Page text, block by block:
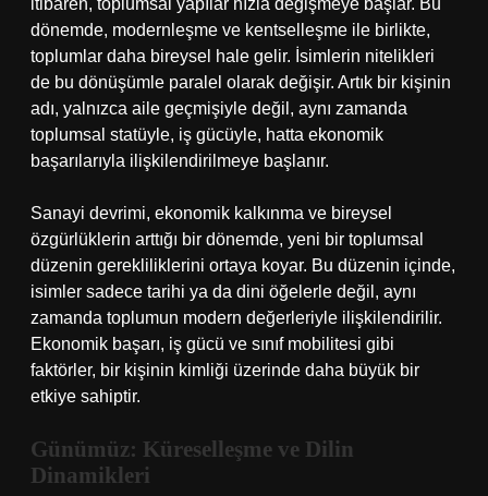
itibaren, toplumsal yapılar hızla değişmeye başlar. Bu
dönemde, modernleşme ve kentselleşme ile birlikte,
toplumlar daha bireysel hale gelir. İsimlerin nitelikleri
de bu dönüşümle paralel olarak değişir. Artık bir kişinin
adı, yalnızca aile geçmişiyle değil, aynı zamanda
toplumsal statüyle, iş gücüyle, hatta ekonomik
başarılarıyla ilişkilendirilmeye başlanır.
Sanayi devrimi, ekonomik kalkınma ve bireysel
özgürlüklerin arttığı bir dönemde, yeni bir toplumsal
düzenin gerekliliklerini ortaya koyar. Bu düzenin içinde,
isimler sadece tarihi ya da dini öğelerle değil, aynı
zamanda toplumun modern değerleriyle ilişkilendirilir.
Ekonomik başarı, iş gücü ve sınıf mobilitesi gibi
faktörler, bir kişinin kimliği üzerinde daha büyük bir
etkiye sahiptir.
Günümüz: Küreselleşme ve Dilin
Dinamikleri